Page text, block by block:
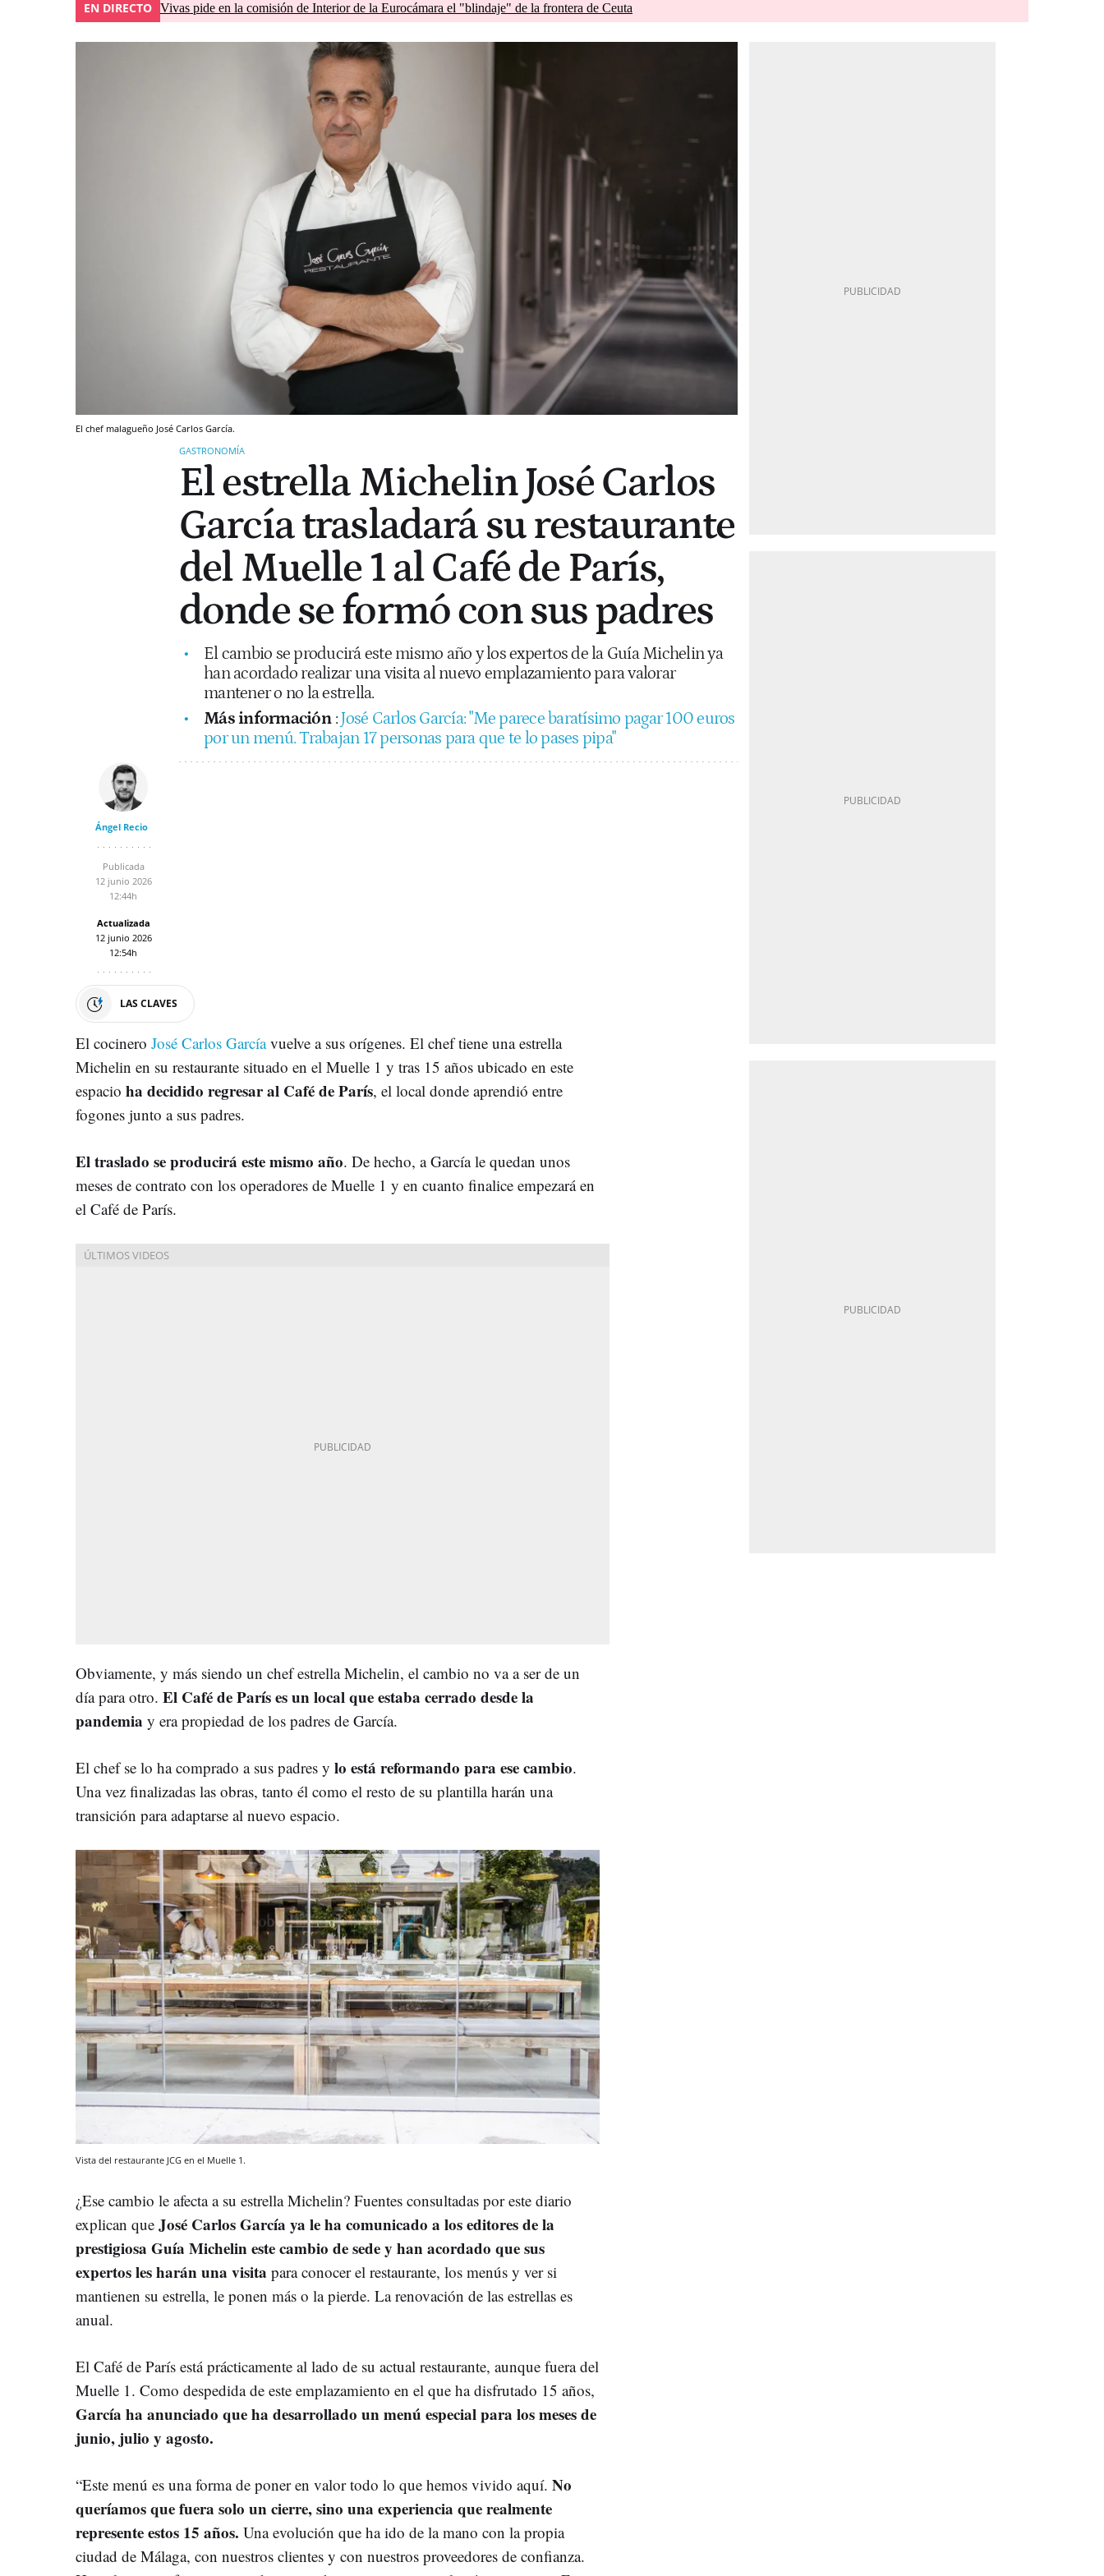
EN DIRECTO Vivas pide en la comisión de Interior de la Eurocámara el "blindaje" de la frontera de Ceuta
El chef malagueño José Carlos García.
GASTRONOMÍA
El estrella Michelin José Carlos
García trasladará su restaurante
del Muelle 1 al Café de París,
donde se formó con sus padres
El cambio se producirá este mismo año y los expertos de la Guía Michelin ya
han acordado realizar una visita al nuevo emplazamiento para valorar
mantener o no la estrella.
Más información : José Carlos García: "Me parece baratísimo pagar 100 euros
por un menú. Trabajan 17 personas para que te lo pases pipa"
Ángel Recio
Publicada
12 junio 2026
12:44h
Actualizada
12 junio 2026
12:54h
LAS CLAVES
El cocinero José Carlos Garcíavuelve a sus orígenes. El chef tiene una estrella
Michelin en su restaurante situado en el Muelle 1 y tras 15 años ubicado en este
espacio ha decidido regresar al Café de París, el local donde aprendió entre
fogones junto a sus padres.
El traslado se producirá este mismo año. De hecho, a García le quedan unos
meses de contrato con los operadores de Muelle 1 y en cuanto finalice empezará en
el Café de París.
Obviamente, y más siendo un chef estrella Michelin, el cambio no va a ser de un
día para otro. El Café de París es un local que estaba cerrado desde la
pandemia y era propiedad de los padres de García.
El chef se lo ha comprado a sus padres y lo está reformando para ese cambio.
Una vez finalizadas las obras, tanto él como el resto de su plantilla harán una
transición para adaptarse al nuevo espacio.
Vista del restaurante JCG en el Muelle 1.
¿Ese cambio le afecta a su estrella Michelin? Fuentes consultadas por este diario
explican que José Carlos García ya le ha comunicado a los editores de la
prestigiosa Guía Michelin este cambio de sede y han acordado que sus
expertos les harán una visita para conocer el restaurante, los menús y ver si
mantienen su estrella, le ponen más o la pierde. La renovación de las estrellas es
anual.
El Café de París está prácticamente al lado de su actual restaurante, aunque fuera del
Muelle 1. Como despedida de este emplazamiento en el que ha disfrutado 15 años,
García ha anunciado que ha desarrollado un menú especial para los meses de
junio, julio y agosto.
“Este menú es una forma de poner en valor todo lo que hemos vivido aquí. No
queríamos que fuera solo un cierre, sino una experiencia que realmente
represente estos 15 años. Una evolución que ha ido de la mano con la propia
ciudad de Málaga, con nuestros clientes y con nuestros proveedores de confianza.